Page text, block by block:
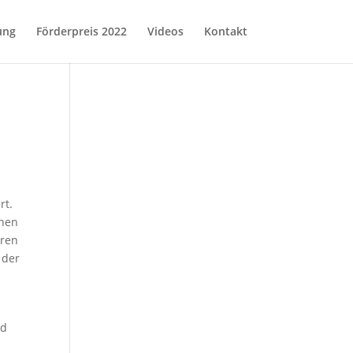
Förderpreis 2022 Videos Kontakt